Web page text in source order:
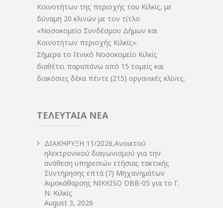
Κοινοτήτων της περιοχής του Κιλκίς, με
δύναμη 20 κλινών με τον τίτλο
«Νοσοκομείο Συνδέσμου Δήμων και
Κοινοτήτων περιοχής Κιλκίς».
Σήμερα το Γενικό Νοσοκομείο Κιλκίς
διαθέτει παραπάνω από 15 τομείς και
διακόσιες δέκα πέντε (215) οργανικές κλίνες.
ΤΕΛΕΥΤΑΙΑ ΝΕΑ
ΔIΑΚΗΡΥΞΗ 11/2026,Ανοικτού
ηλεκτρονικού διαγωνισμού για την
ανάθεση υπηρεσιών ετήσιας τακτικής
Συντήρησης επτά (7) Μηχανημάτων
Αιμοκάθαρσης NIKKISO DBB-05 για το Γ.
Ν. Κιλκίς
August 3, 2026